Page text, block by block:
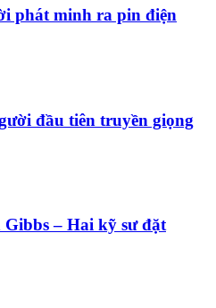
phát minh ra pin điện
đầu tiên truyền giọng
– Hai kỹ sư đặt